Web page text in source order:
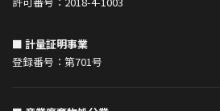
■ 計量証明事業
登録番号：第701号